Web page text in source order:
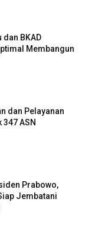
dan BKAD
Membangun
dan Pelayanan
347 ASN
Prabowo,
Jembatani